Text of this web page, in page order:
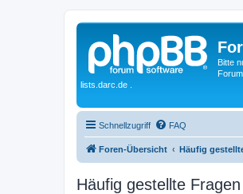
Bitte
lists.darc.de .
Schnellzugriff FAQ
Foren-Übersicht Häufig
Häufig gestellte Fragen